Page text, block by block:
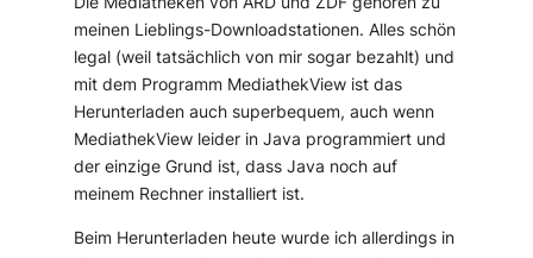
meinen Lieblings-Downloadstationen. Alles schön
legal (weil tatsächlich von mir sogar bezahlt) und
mit dem Programm MediathekView ist das
Herunterladen auch superbequem, auch wenn
MediathekView leider in Java programmiert und
der einzige Grund ist, dass Java noch auf
meinem Rechner installiert ist.
Beim Herunterladen heute wurde ich allerdings in